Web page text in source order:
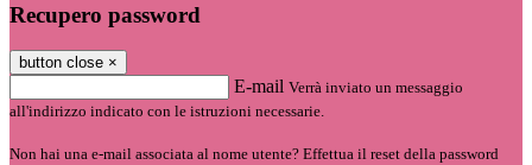
Recupero password
button close ×
E-mail Verrà inviato un messaggio
all'indirizzo indicato con le istruzioni necessarie.
Non hai una e-mail associata al nome utente? Effettua il reset della password